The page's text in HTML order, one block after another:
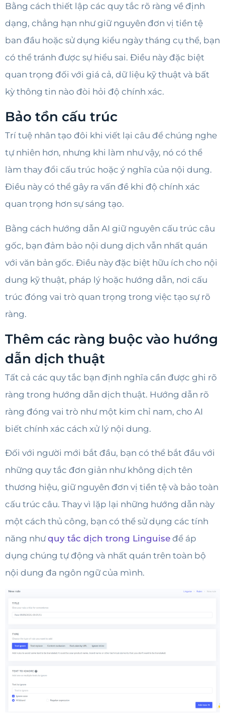
Bằng cách thiết lập các quy tắc rõ ràng về định
dạng, chẳng hạn như giữ nguyên đơn vị tiền tệ
ban đầu hoặc sử dụng kiểu ngày tháng cụ thể, bạn
có thể tránh được sự hiểu sai. Điều này đặc biệt
quan trọng đối với giá cả, dữ liệu kỹ thuật và bất
kỳ thông tin nào đòi hỏi độ chính xác.
Bảo tồn cấu trúc
Trí tuệ nhân tạo đôi khi viết lại câu để chúng nghe
tự nhiên hơn, nhưng khi làm như vậy, nó có thể
làm thay đổi cấu trúc hoặc ý nghĩa của nội dung.
Điều này có thể gây ra vấn đề khi độ chính xác
quan trọng hơn sự sáng tạo.
Bằng cách hướng dẫn AI giữ nguyên cấu trúc câu
gốc, bạn đảm bảo nội dung dịch vẫn nhất quán
với văn bản gốc. Điều này đặc biệt hữu ích cho nội
dung kỹ thuật, pháp lý hoặc hướng dẫn, nơi cấu
trúc đóng vai trò quan trọng trong việc tạo sự rõ
ràng.
Thêm các ràng buộc vào hướng
dẫn dịch thuật
Tất cả các quy tắc bạn định nghĩa cần được ghi rõ
ràng trong hướng dẫn dịch thuật. Hướng dẫn rõ
ràng đóng vai trò như một kim chỉ nam, cho AI
biết chính xác cách xử lý nội dung.
Đối với người mới bắt đầu, bạn có thể bắt đầu với
những quy tắc đơn giản như không dịch tên
thương hiệu, giữ nguyên đơn vị tiền tệ và bảo toàn
cấu trúc câu. Thay vì lặp lại những hướng dẫn này
một cách thủ công, bạn có thể sử dụng các tính
năng như quy tắc dịch trong Linguise để áp
dụng chúng tự động và nhất quán trên toàn bộ
nội dung đa ngôn ngữ của mình.